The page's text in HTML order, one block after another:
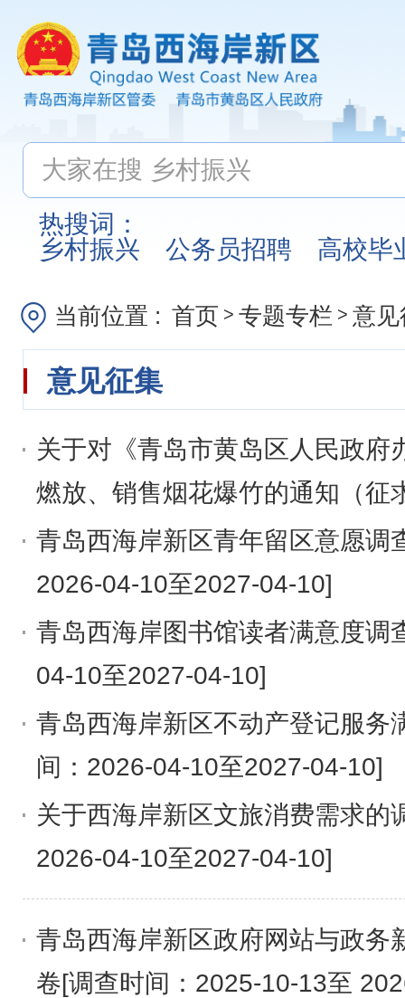
热搜词：
乡村振兴
公务员招聘 高校毕
当前位置 : 首页 > 专题专栏 > 意
意见征集
关于对《青岛市黄岛区人民政府
燃放、销售烟花爆竹的通知（征
意见的通知 [调查时间：2026-
青岛西海岸新区青年留区意愿调
2026-04-10至2027-04-10]
青岛西海岸图书馆读者满意度调
04-10至2027-04-10]
青岛西海岸新区不动产登记服务
间：2026-04-10至2027-04-10]
关于西海岸新区文旅消费需求的
2026-04-10至2027-04-10]
青岛西海岸新区政府网站与政务
卷[调查时间：2025-10-13至